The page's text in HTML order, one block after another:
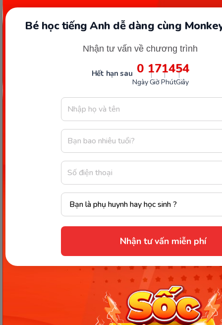
Bé học tiếng Anh dễ dàng cùng
Nhận tư vấn về chương trình
Hết hạn sau 0
Ngày
17
Giờ
14
Phút
53
Giây
Nhận tư vấn miễn phí
-> Yes, I can draw a triangle. (Có, tôi có thể vẽ một
Can you point to the square? (Bạn có thể chỉ vào
hình vuông không?)
-> Yes, I can point to the square. (Vâng, tôi có thể chỉ
vào hình vuông.)
Which shape has four sides? (Hình dáng nào có bốn
-> The shape with four sides is a rectangle. (Hình
dáng có bốn cạnh là hình chữ nhật.)
How many sides does a triangle have? (Một hình
tam giác có bao nhiêu cạnh?)
-> A triangle has three sides. (Một hình tam giác có